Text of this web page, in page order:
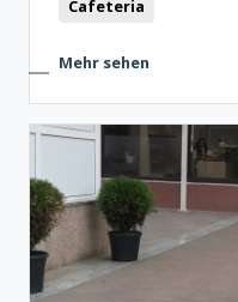
Cafeteria
Mehr sehen